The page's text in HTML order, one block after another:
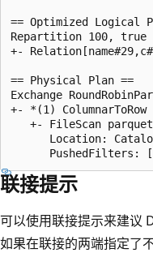
== Optimized Logical
Repartition 100, true
+-
== Physical Plan ==
Exchange
+- *(1) ColumnarToRow
+- FileScan
Location:
联接提示
可以使用联接提示来建议
如果在联接的两端指定了